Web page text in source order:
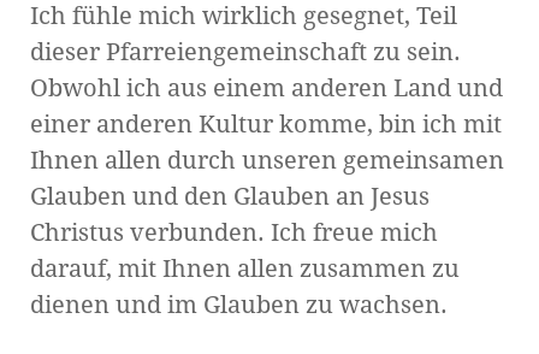
Ich fühle mich wirklich gesegnet, Teil
dieser Pfarreiengemeinschaft zu sein.
Obwohl ich aus einem anderen Land und
einer anderen Kultur komme, bin ich mit
Ihnen allen durch unseren gemeinsamen
Glauben und den Glauben an Jesus
Christus verbunden. Ich freue mich
darauf, mit Ihnen allen zusammen zu
dienen und im Glauben zu wachsen.